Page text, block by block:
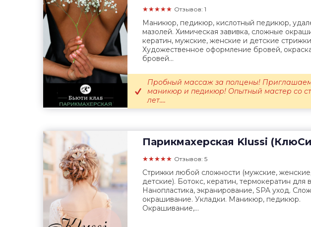
★★★★★ Отзывов: 1
Маникюр, педикюр, кислотный педикюр,
мазолей. Химическая завивка, сложные
кератин, мужские, женские и детские
Художественное оформление бровей,
бровей...
Пробный массаж за полцены!
маникюр и педикюр! Опытный мастер со
лет....
Парикмахерская Klussi
★★★★★ Отзывов: 5
Стрижки любой сложности (мужские,
детские). Ботокс, кератин, термокератин для
Нанопластика, экранирование, SPA уход.
окрашивание. Укладки. Маникюр, педикюр.
Окрашивание,...